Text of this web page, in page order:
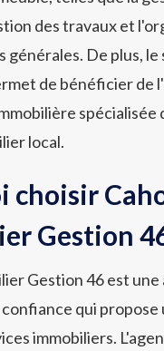
des travaux et
générales. De plus, le
de bénéficier de
spécialisée
local.
choisir
Gestion
Gestion 46 est une
qui propose
immobiliers.